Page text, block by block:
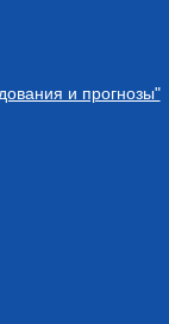
и прогнозы"